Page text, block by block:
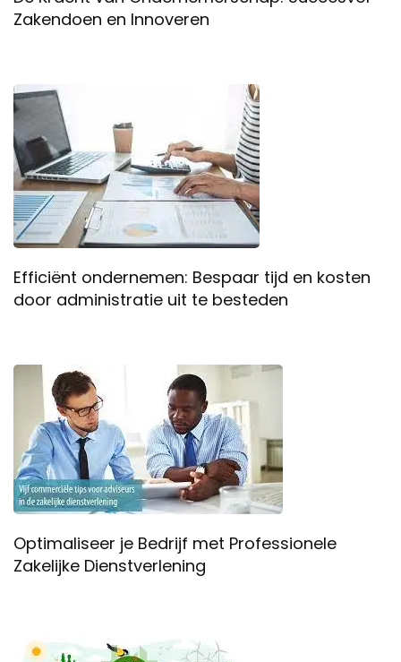
Zakendoen en Innoveren
Efficiënt ondernemen: Bespaar tijd en kosten
door administratie uit te besteden
Optimaliseer je Bedrijf met Professionele
Zakelijke Dienstverlening